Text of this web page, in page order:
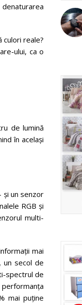
reale?
ului, ca o
de lumină
în același
și un senzor
RGB și
multi-
mai
un secol de
spectrul de
performanța
mai puține